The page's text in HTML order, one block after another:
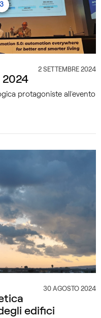
3
2 SETTEMBRE 2024
2024
protagoniste all’evento
30 AGOSTO 2024
edifici